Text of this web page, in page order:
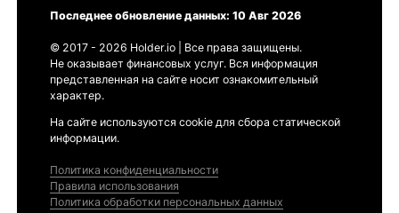
Последнее обновление данных: 10 Авг 2026
© 2017 - 2026 Holder.io | Все права защищены.
Не оказывает финансовых услуг. Вся информация
представленная на сайте носит ознакомительный
характер.
На сайте используются cookie для сбора статической
информации.
Политика конфиденциальности
Правила использования
Политика обработки персональных данных